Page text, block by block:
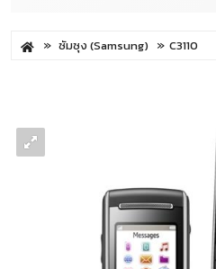
ซัมซุง (Samsung) C3110